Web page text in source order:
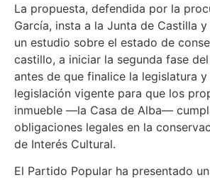
La propuesta, defendida por la
García, insta a la Junta de Castilla
un estudio sobre el estado de
castillo, a iniciar la segunda fase
antes de que finalice la legislatura
legislación vigente para que los
inmueble —la Casa de Alba—
obligaciones legales en la
de Interés Cultural.
El Partido Popular ha presentado